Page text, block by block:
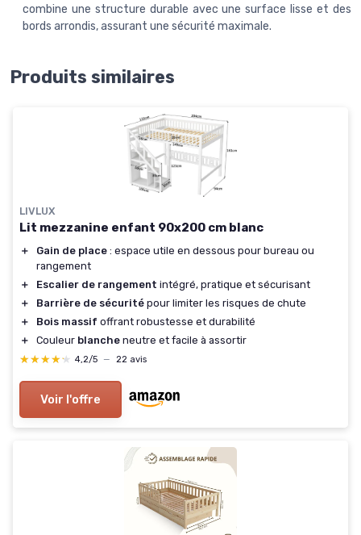
combine une structure durable avec une surface lisse et des
bords arrondis, assurant une sécurité maximale.
Produits similaires
LIVLUX
Lit mezzanine enfant 90x200 cm blanc
＋ Gain de place : espace utile en dessous pour bureau ou
rangement
＋
Escalier de rangement intégré, pratique et sécurisant
＋
Barrière de sécurité pour limiter les risques de chute
＋
Bois massif offrant robustesse et durabilité
＋
Couleur blanche neutre et facile à assortir
★★★★★
★★★★★ 4,2/5 — 22 avis
Voir l'offre